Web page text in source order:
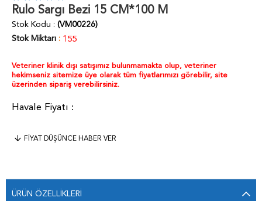
Rulo Sargı Bezi 15 CM*100 M
Stok Kodu
(VM00226)
Stok Miktarı : 155
Veteriner klinik dışı satışımız bulunmamakta olup, veteriner
hekimseniz sitemize üye olarak tüm fiyatlarımızı görebilir, site
üzerinden sipariş verebilirsiniz.
FIYAT DÜŞÜNCE HABER VER
ÜRÜN ÖZELLIKLERI